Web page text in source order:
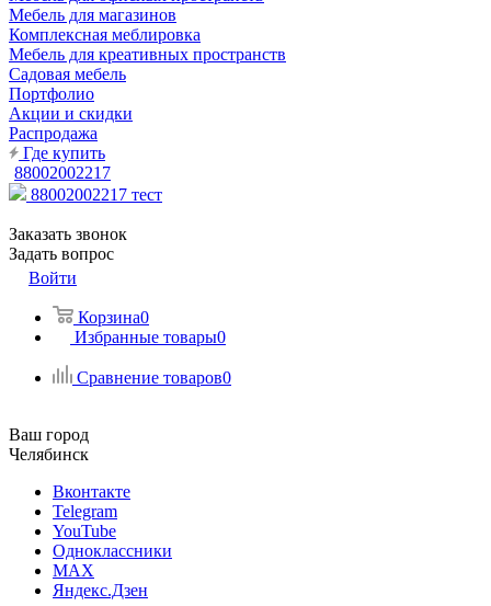
Мебель для магазинов
Комплексная меблировка
Мебель для креативных пространств
Садовая мебель
Портфолио
Акции и скидки
Распродажа
Где купить
88002002217
88002002217 тест
Заказать звонок
Задать вопрос
Войти
Корзина0
Избранные товары0
Сравнение товаров0
Ваш город
Челябинск
Вконтакте
Telegram
YouTube
Одноклассники
MAX
Яндекс.Дзен